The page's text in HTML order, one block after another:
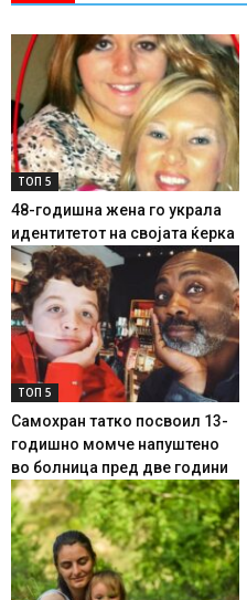
ТОП 5
48-годишна жена го украла
идентитетот на својата ќерка
ТОП 5
Самохран татко посвоил 13-
годишно момче напуштено
во болница пред две години